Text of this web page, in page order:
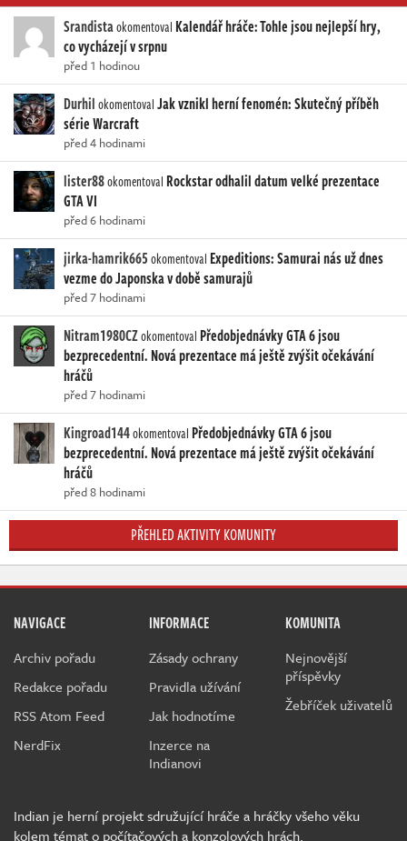
Srandistaokomentoval Kalendář hráče: Tohle jsou nejlepší hry,
co vycházejí v srpnu
před 1 hodinou
DurhilokomentovalJak vznikl herní fenomén: Skutečný příběh
série Warcraft
před 4 hodinami
lister88okomentoval Rockstar odhalil datum velké prezentace
GTA VI
před 6 hodinami
jirka-hamrik665okomentoval Expeditions: Samurai nás už dnes
vezme do Japonska v době samurajů
před 7 hodinami
Nitram1980CZokomentoval Předobjednávky GTA 6 jsou
bezprecedentní. Nová prezentace má ještě zvýšit očekávání
hráčů
před 7 hodinami
Kingroad144okomentoval Předobjednávky GTA 6 jsou
bezprecedentní. Nová prezentace má ještě zvýšit očekávání
hráčů
před 8 hodinami
PŘEHLED AKTIVITY KOMUNITY
NAVIGACE
Archiv pořadu
Redakce pořadu
RSS Atom Feed
NerdFix
INFORMACE
Zásady ochrany
Pravidla užívání
Jak hodnotíme
Inzerce na
Indianovi
KOMUNITA
Nejnovější
příspěvky
Žebříček uživatelů
Indian je herní projekt sdružující hráče a hráčky všeho věku
kolem témat o počítačových a konzolových hrách.